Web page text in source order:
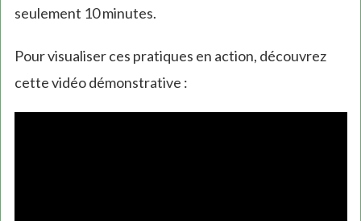
seulement 10 minutes.
Pour visualiser ces pratiques en action, découvrez
cette vidéo démonstrative :